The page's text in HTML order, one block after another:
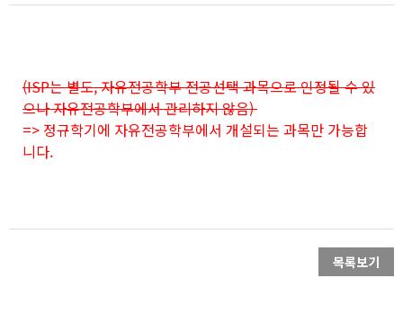
(ISP는 별도, 자유전공학부 전공선택 과목으로 인정될 수 있
으나 자유전공학부에서 관리하지 않음)
=> 정규학기에 자유전공학부에서 개설되는 과목만 가능합
니다.
목록보기